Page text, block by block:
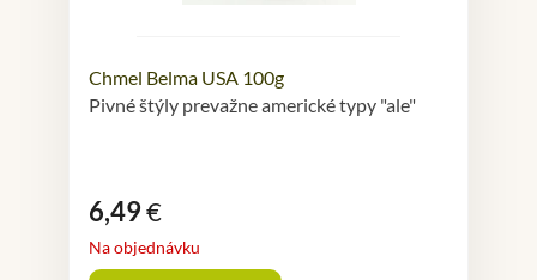
Chmel Belma USA 100g
Pivné štýly prevažne americké typy "ale"
6,49€
Na objednávku